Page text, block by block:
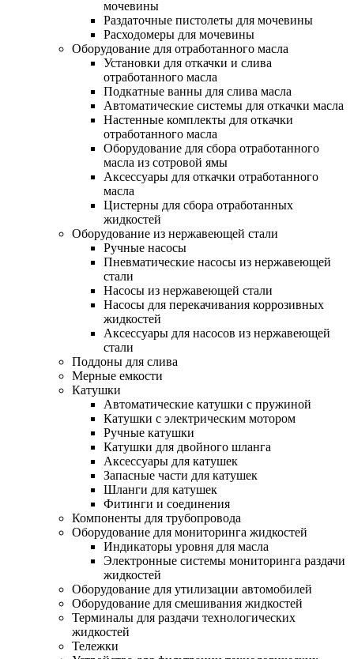
мочевины
Раздаточные пистолеты для мочевины
Расходомеры для мочевины
Оборудование для отработанного масла
Установки для откачки и слива
отработанного масла
Подкатные ванны для слива масла
Автоматические системы для откачки масла
Настенные комплекты для откачки
отработанного масла
Оборудование для сбора отработанного
масла из сотровой ямы
Аксессуары для откачки отработанного
масла
Цистерны для сбора отработанных
жидкостей
Оборудование из нержавеющей стали
Ручные насосы
Пневматические насосы из нержавеющей
стали
Насосы из нержавеющей стали
Насосы для перекачивания коррозивных
жидкостей
Аксессуары для насосов из нержавеющей
стали
Поддоны для слива
Мерные емкости
Катушки
Автоматические катушки с пружиной
Катушки с электрическим мотором
Ручные катушки
Катушки для двойного шланга
Аксессуары для катушек
Запасные части для катушек
Шланги для катушек
Фитинги и соединения
Компоненты для трубопровода
Оборудование для мониторинга жидкостей
Индикаторы уровня для масла
Электронные системы мониторинга раздачи
жидкостей
Оборудование для утилизации автомобилей
Оборудование для смешивания жидкостей
Терминалы для раздачи технологических
жидкостей
Тележки